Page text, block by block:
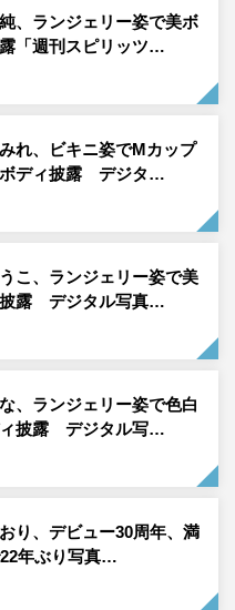
」に初登場し、アザー
ングチャンピオン2025で
で活動の幅を広げてい
ざいます。掲載が決ま
せください。
憧れていた雑誌だったの
れしくて、まるで夢みた
トさんのFLASHのデジ
、ランジェリー姿で美ボ
「週刊スピリッツ…
れ、ビキニ姿でMカップ
ボディ披露 デジタ…
こ、ランジェリー姿で美
露 デジタル写真…
、ランジェリー姿で色白
披露 デジタル写…
り、デビュー30周年、満
年ぶり写真…